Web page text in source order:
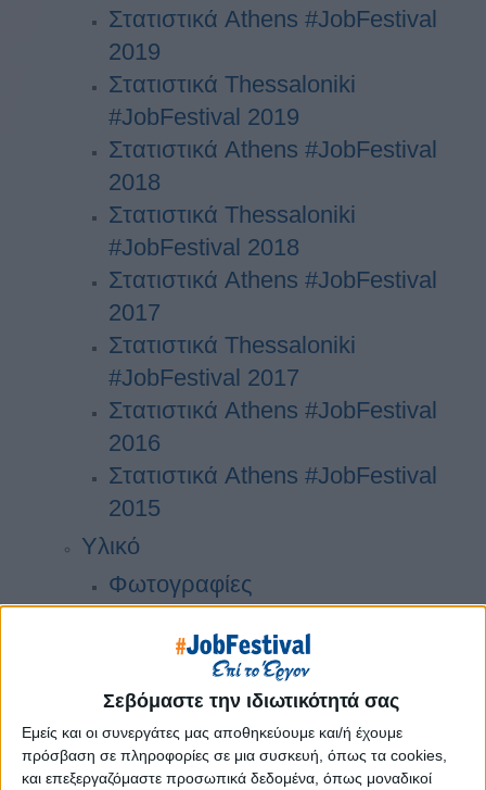
Σεβόμαστε την ιδιωτικότητά σας
Εμείς και οι συνεργάτες μας αποθηκεύουμε και/ή έχουμε
πρόσβαση σε πληροφορίες σε μια συσκευή, όπως τα cookies,
και επεξεργαζόμαστε προσωπικά δεδομένα, όπως μοναδικοί
Στατιστικά Athens #JobFestival
2019
Στατιστικά Thessaloniki
#JobFestival 2019
Στατιστικά Athens #JobFestival
2018
Στατιστικά Thessaloniki
#JobFestival 2018
Στατιστικά Athens #JobFestival
2017
Στατιστικά Thessaloniki
#JobFestival 2017
Στατιστικά Athens #JobFestival
2016
Στατιστικά Athens #JobFestival
2015
Υλικό
Φωτογραφίες
Παρουσιάσεις
Φωτογραφίες
Παρουσιάσεις
#JobDays